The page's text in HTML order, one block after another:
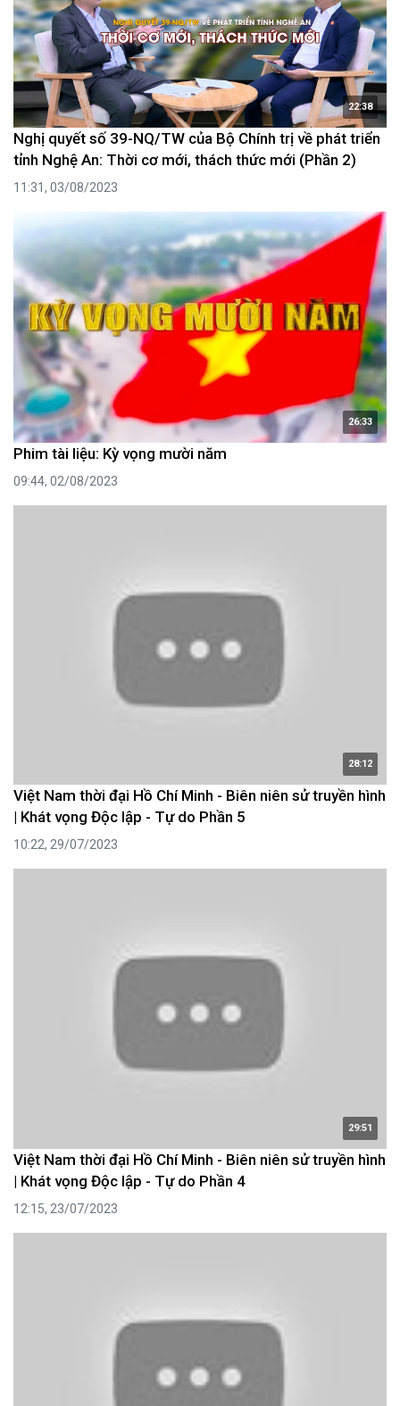
22:38
Nghị quyết số 39-NQ/TW của Bộ Chính trị về phát triển
tỉnh Nghệ An: Thời cơ mới, thách thức mới (Phần 2)
11:31, 03/08/2023
26:33
Phim tài liệu: Kỳ vọng mười năm
09:44, 02/08/2023
28:12
Việt Nam thời đại Hồ Chí Minh - Biên niên sử truyền hình
| Khát vọng Độc lập - Tự do Phần 5
10:22, 29/07/2023
29:51
Việt Nam thời đại Hồ Chí Minh - Biên niên sử truyền hình
| Khát vọng Độc lập - Tự do Phần 4
12:15, 23/07/2023